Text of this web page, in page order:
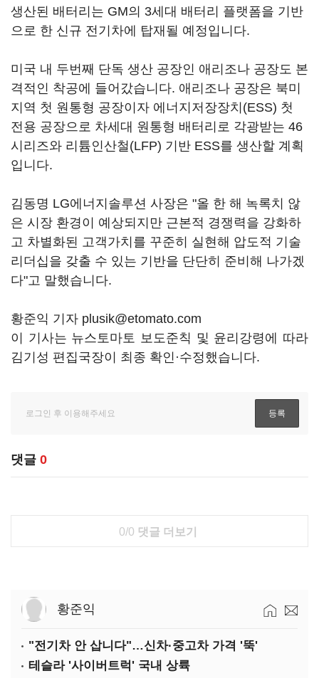
생산된 배터리는 GM의 3세대 배터리 플랫폼을 기반
으로 한 신규 전기차에 탑재될 예정입니다.
미국 내 두번째 단독 생산 공장인 애리조나 공장도 본
격적인 착공에 들어갔습니다. 애리조나 공장은 북미
지역 첫 원통형 공장이자 에너지저장장치(ESS) 첫
전용 공장으로 차세대 원통형 배터리로 각광받는 46
시리즈와 리튬인산철(LFP) 기반 ESS를 생산할 계획
입니다.
김동명 LG에너지솔루션 사장은 "올 한 해 녹록치 않
은 시장 환경이 예상되지만 근본적 경쟁력을 강화하
고 차별화된 고객가치를 꾸준히 실현해 압도적 기술
리더십을 갖출 수 있는 기반을 단단히 준비해 나가겠
다"고 말했습니다.
황준익 기자 plusik@etomato.com
이 기사는 뉴스토마토 보도준칙 및 윤리강령에 따라
김기성 편집국장이 최종 확인·수정했습니다.
댓글 0
0/0 댓글 더보기
황준익
"전기차 안 삽니다"…신차·중고차 가격 '뚝'
테슬라 '사이버트럭' 국내 상륙